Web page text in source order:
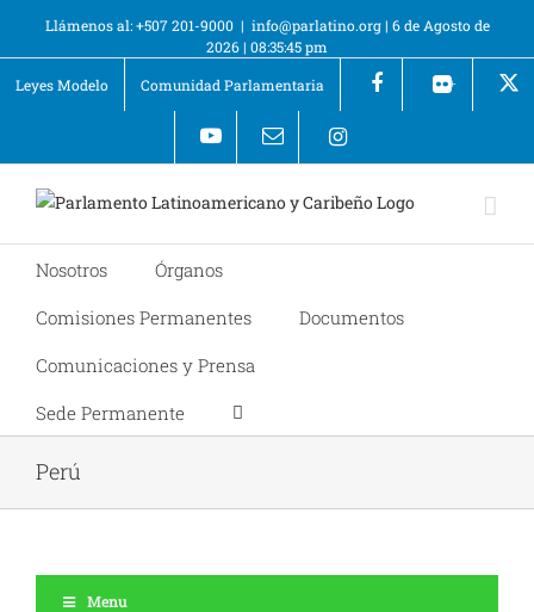
Llámenos al: +507 201-9000 | info@parlatino.org| 6 de Agosto de
2026| 08:35:45 pm
Leyes Modelo
Comunidad Parlamentaria +
Nosotros
Órganos
Comisiones Permanentes
Documentos
Comunicaciones y Prensa
Sede Permanente
Perú
Menu